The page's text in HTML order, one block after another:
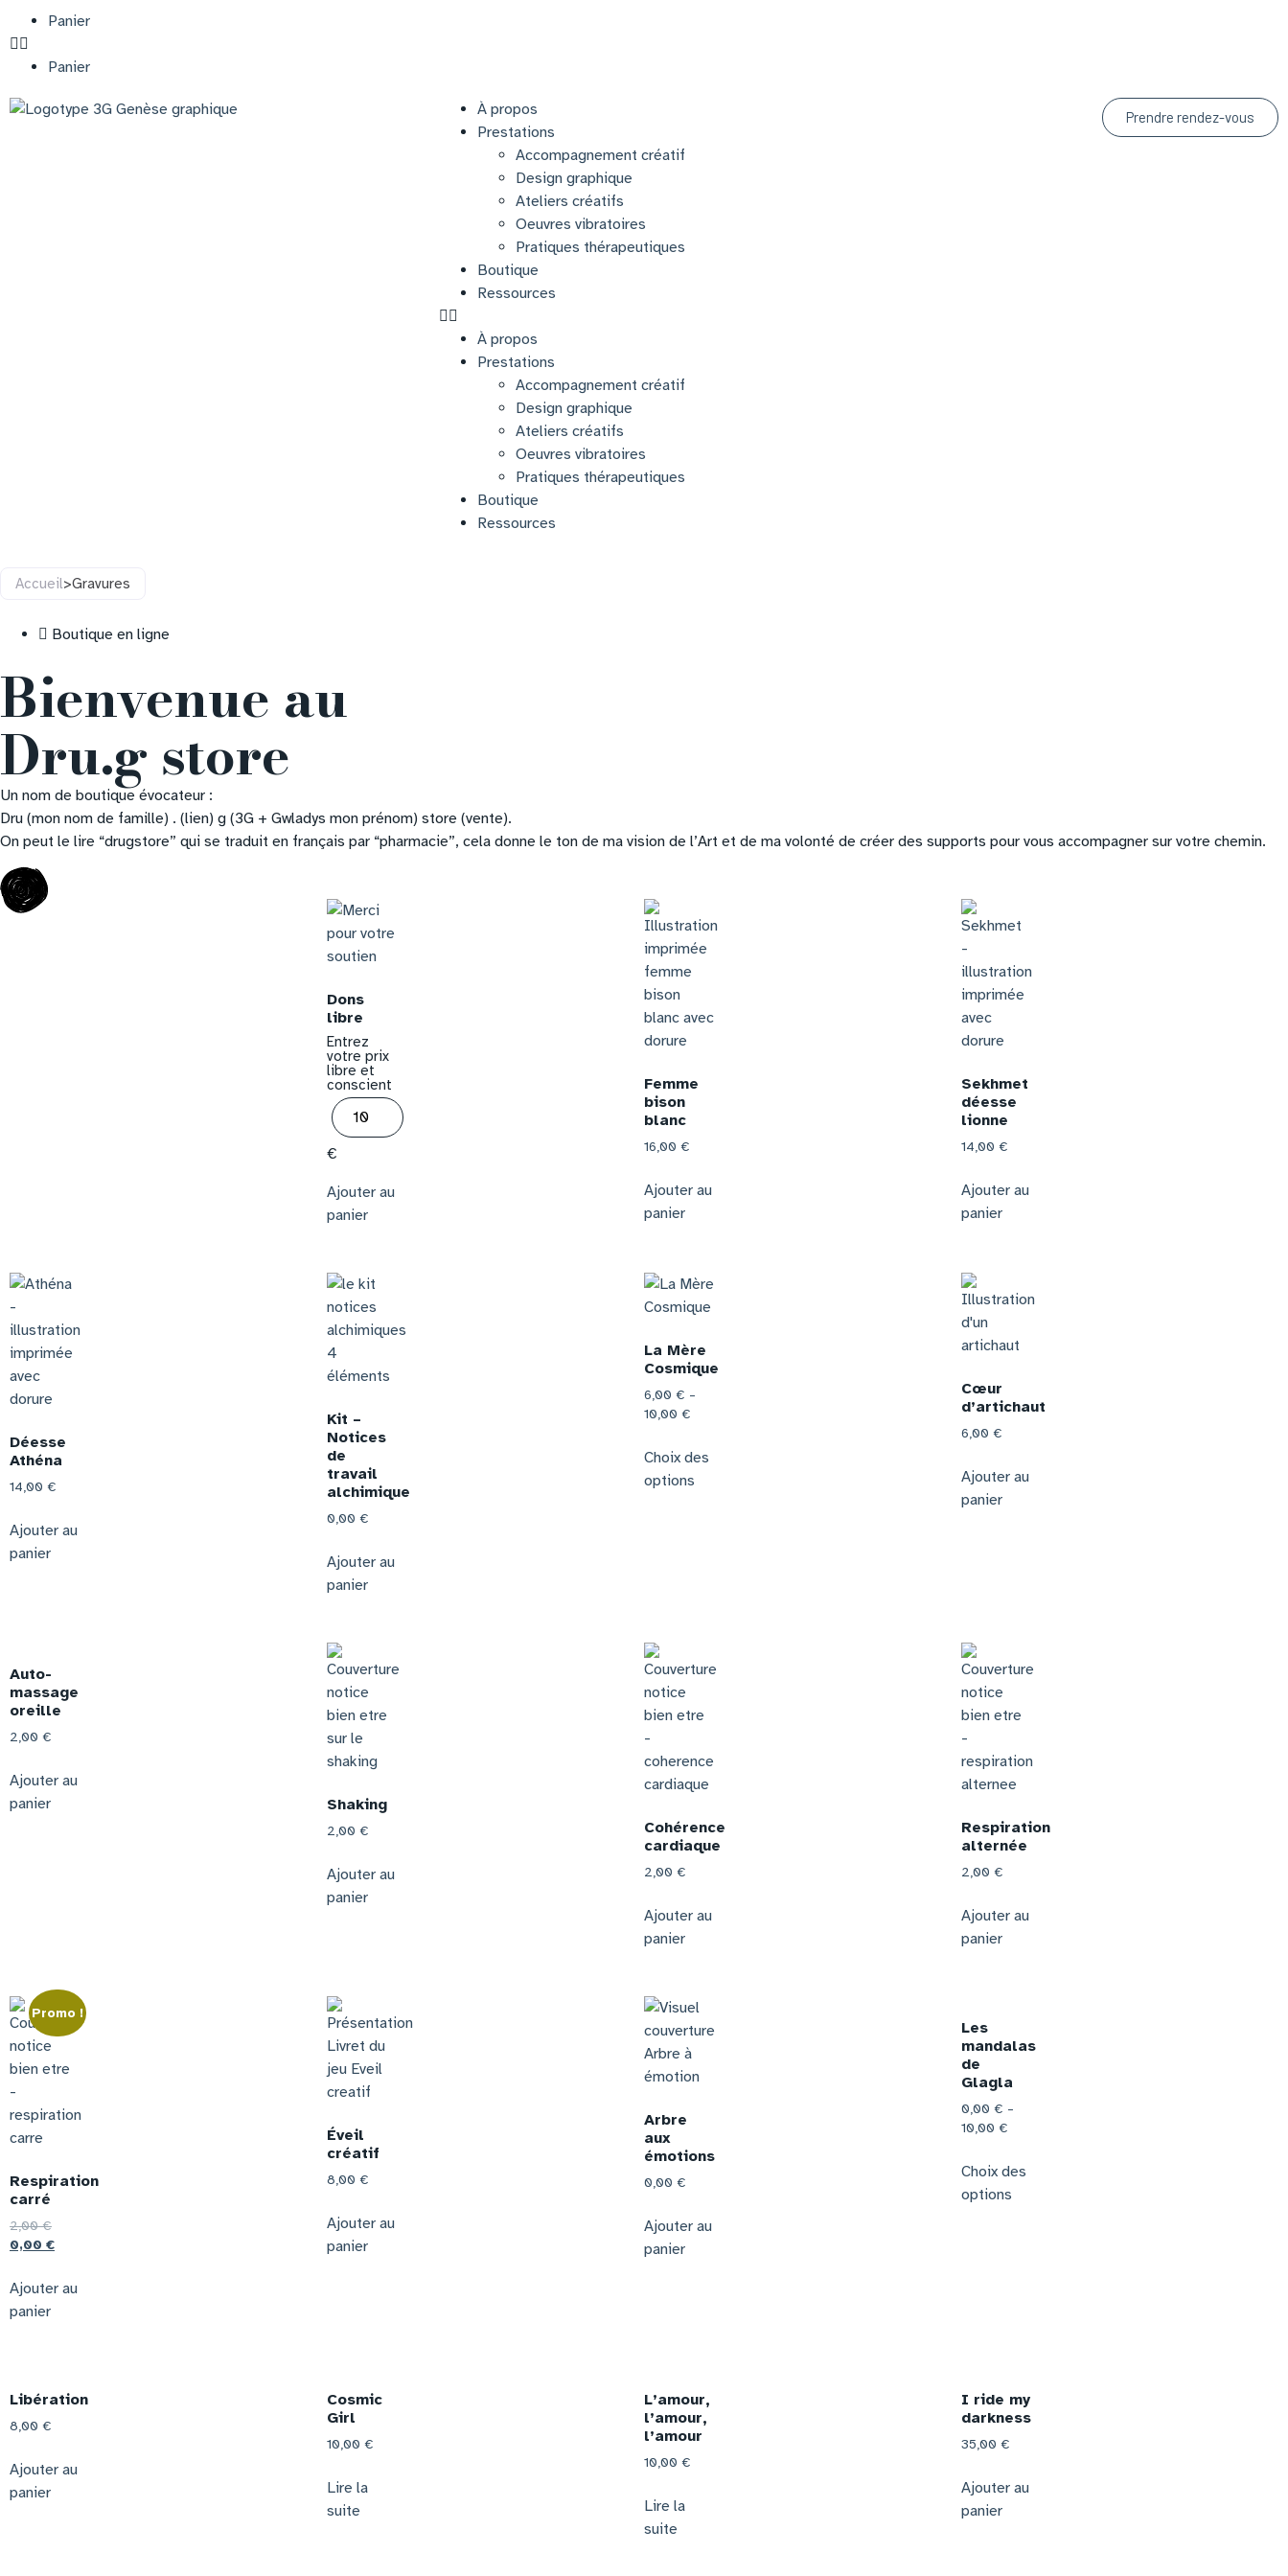
Panier
Panier
À propos
Prestations
Accompagnement créatif
Design graphique
Ateliers créatifs
Oeuvres vibratoires
Pratiques thérapeutiques
Boutique
Ressources
À propos
Prestations
Accompagnement créatif
Design graphique
Ateliers créatifs
Oeuvres vibratoires
Pratiques thérapeutiques
Boutique
Ressources
Prendre rendez-vous
Accueil>Gravures
Boutique en ligne
Bienvenue au
Dru.g store
Un nom de boutique évocateur :
Dru (mon nom de famille) . (lien) g (3G + Gwladys mon prénom) store (vente).
On peut le lire “drugstore” qui se traduit en français par “pharmacie”, cela donne le ton de ma vision de l’Art et de ma volonté de créer des supports pour vous accompagner sur votre chemin.
Dons
libre
Entrez
votre prix
libre et
conscient
€
Ajouter au
panier
Femme
bison
blanc
16,00 €
Ajouter au
panier
Sekhmet
déesse
lionne
14,00 €
Ajouter au
panier
Déesse
Athéna
14,00 €
Ajouter au
panier
Kit –
Notices
de
travail
alchimique
0,00 €
Ajouter au
panier
La Mère
Cosmique
6,00 € –
10,00 €
Choix des
options
Cœur
d’artichaut
6,00 €
Ajouter au
panier
Auto-
massage
oreille
2,00 €
Ajouter au
panier
Shaking
2,00 €
Ajouter au
panier
Cohérence
cardiaque
2,00 €
Ajouter au
panier
Respiration
alternée
2,00 €
Ajouter au
panier
Promo !
Respiration
carré
2,00€
0,00 €
Ajouter au
panier
Éveil
créatif
8,00 €
Ajouter au
panier
Arbre
aux
émotions
0,00 €
Ajouter au
panier
Les
mandalas
de
Glagla
0,00 € –
10,00 €
Choix des
options
Libération
8,00 €
Ajouter au
panier
Cosmic
Girl
10,00 €
Lire la
suite
L’amour,
l’amour,
l’amour
10,00 €
Lire la
suite
I ride my
darkness
35,00 €
Ajouter au
panier